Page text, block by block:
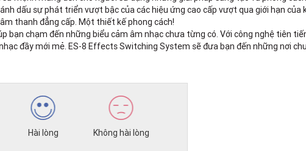
dấu sự phát triển vượt bậc của các hiệu ứng cao cấp vượt qua giới hạn
thanh đẳng cấp. Một thiết kế phong cách!
bạn chạm đến những biểu cảm âm nhạc chưa từng có. Với công nghệ tiên
đầy mới mẻ. ES-8 Effects Switching System sẽ đưa bạn đến những nơi
Hài lòng Không hài lòng